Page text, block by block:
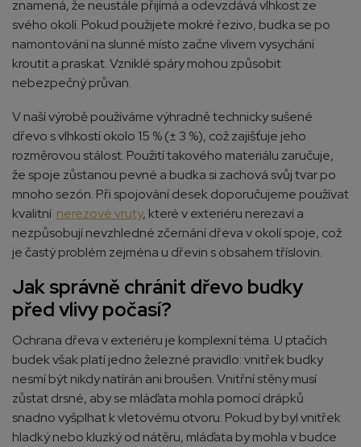
znamená, že neustále přijímá a odevzdává vlhkost ze
svého okolí. Pokud použijete mokré řezivo, budka se po
namontování na slunné místo začne vlivem vysychání
kroutit a praskat. Vzniklé spáry mohou způsobit
nebezpečný průvan.
V naší výrobě používáme výhradně technicky sušené
dřevo s vlhkostí okolo 15 % (± 3 %), což zajišťuje jeho
rozměrovou stálost. Použití takového materiálu zaručuje,
že spoje zůstanou pevné a budka si zachová svůj tvar po
mnoho sezón. Při spojování desek doporučujeme používat
kvalitní nerezové vruty, které v exteriéru nerezaví a
nezpůsobují nevzhledné zčernání dřeva v okolí spoje, což
je častý problém zejména u dřevin s obsahem tříslovin.
Jak správně chránit dřevo budky
před vlivy počasí?
Ochrana dřeva v exteriéru je komplexní téma. U ptačích
budek však platí jedno železné pravidlo: vnitřek budky
nesmí být nikdy natírán ani broušen. Vnitřní stěny musí
zůstat drsné, aby se mláďata mohla pomocí drápků
snadno vyšplhat k vletovému otvoru. Pokud by byl vnitřek
hladký nebo kluzký od nátěru, mláďata by mohla v budce